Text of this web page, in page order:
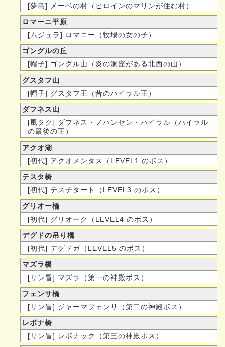
[夢島] メーベの村（ヒロインのマリンが住む村）
ロマーニ平原
[ムジュラ] ロマニー（牧場の女の子）
ゴングルの丘
[帽子] ゴングル山（炎の洞窟がある北西の山）
グスタフ山
[帽子] グスタフ王（昔のハイラル王）
ダフネス山
[風タク] ダフネス・ノハンセン・ハイラル（ハイラル
の最後の王）
アクオ湖
[初代] アクオメンタス（LEVEL1 のボス）
テスタ橋
[初代] テスチタート（LEVEL3 のボス）
グリオー橋
[初代] グリオーク（LEVEL4 のボス）
デグドの吊り橋
[初代] デグドガ（LEVEL5 のボス）
マズラ橋
[リン冒] マズラ（第一の神殿ボス）
フェンサ橋
[リン冒] ジャーマフェンサ（第二の神殿ボス）
レボナ橋
[リン冒] レボナック（第三の神殿ボス）